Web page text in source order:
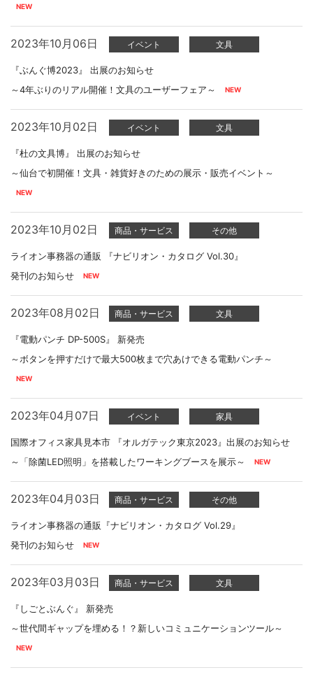
2023年10月06日 イベント 文具
『ぶんぐ博2023』 出展のお知らせ
～4年ぶりのリアル開催！文具のユーザーフェア～
2023年10月02日 イベント 文具
『杜の文具博』 出展のお知らせ
～仙台で初開催！文具・雑貨好きのための展示・販売イベント～
2023年10月02日 商品・サービス その他
ライオン事務器の通販 『ナビリオン・カタログ Vol.30』
発刊のお知らせ
2023年08月02日 商品・サービス 文具
『電動パンチ DP-500S』 新発売
～ボタンを押すだけで最大500枚まで穴あけできる電動パンチ～
2023年04月07日 イベント 家具
国際オフィス家具見本市 『オルガテック東京2023』出展のお知らせ
～「除菌LED照明」を搭載したワーキングブースを展示～
2023年04月03日 商品・サービス その他
ライオン事務器の通販『ナビリオン・カタログ Vol.29』
発刊のお知らせ
2023年03月03日 商品・サービス 文具
『しごとぶんぐ』 新発売
～世代間ギャップを埋める！？新しいコミュニケーションツール～